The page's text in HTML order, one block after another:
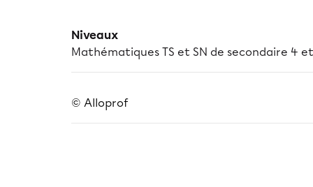
Niveaux
Mathématiques TS et SN de secondaire 4
© Alloprof